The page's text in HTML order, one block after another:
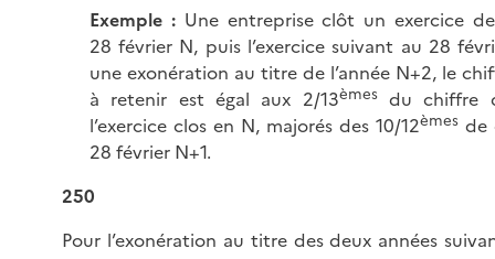
Exemple :Une entreprise clôt un exercice
28 février N, puis l’exercice suivant au 28
une exonération au titre de l’année N+2, le
à retenir est égal aux 2/13èmesdu chiffre
l’exercice clos en N, majorés des 10/12èmesde
28 février N+1.
250
Pour l’exonération au titre des deux années